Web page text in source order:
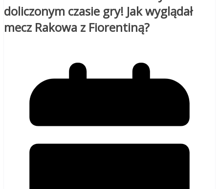
doliczonym czasie gry! Jak wyglądał
mecz Rakowa z Fiorentiną?